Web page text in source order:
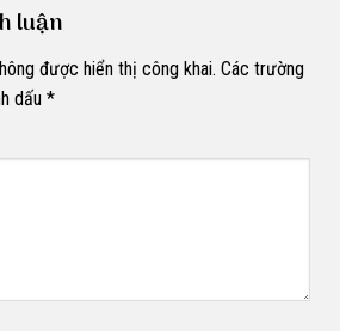
luận
được hiển thị công khai. Các trường
dấu *